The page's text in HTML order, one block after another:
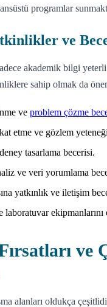
programlar
ve
akademik bilgi
sahip olmak da
ve problem çözme
etme ve gözlem
tasarlama becerisi.
ve veri yorumlama
yatkınlık ve iletişim
ve
alanları oldukça